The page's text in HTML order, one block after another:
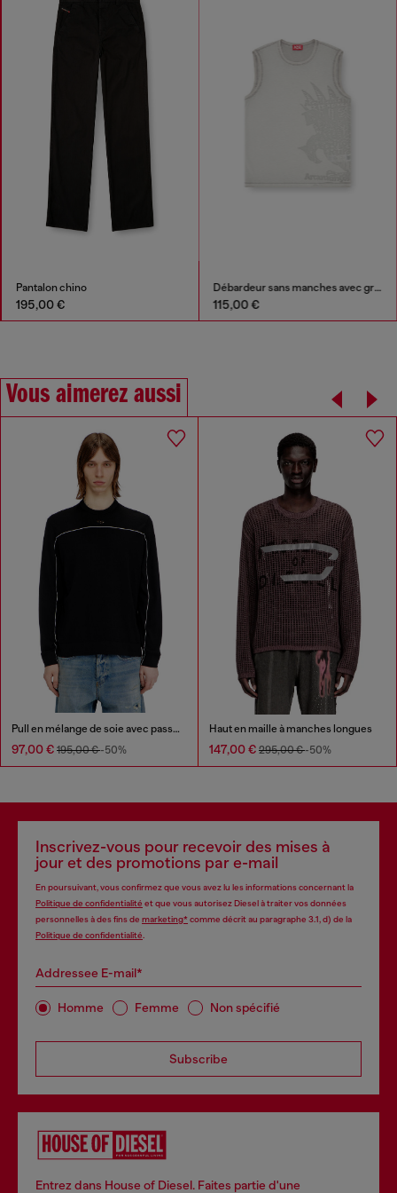
Pantalon chino
195,00 €
Débardeur sans manches avec graphismes embossés
115,00 €
Vous aimerez aussi
Pull en mélange de soie avec passepoil
97,00 € 195,00 €-50%
Haut en maille à manches longues
147,00 € 295,00 €-50%
Inscrivez-vous pour recevoir des mises à
jour et des promotions par e-mail
En poursuivant, vous confirmez que vous avez lu les informations concernant la
Politique de confidentialité et que vous autorisez Diesel à traiter vos données
personnelles à des fins de marketing*comme décrit au paragraphe 3.1, d) de la
Politique de confidentialité
Addressee E-mail*
Homme Femme Non spécifié
Subscribe
Entrez dans House of Diesel. Faites partie d'une